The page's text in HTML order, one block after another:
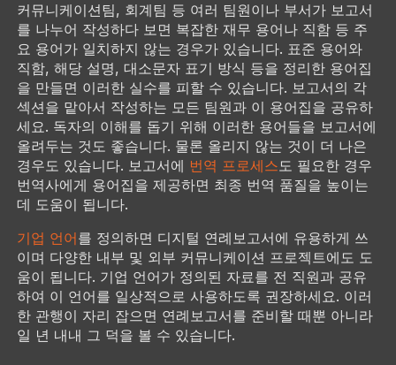
커뮤니케이션팀, 회계팀 등 여러 팀원이나 부서가 보고서
를 나누어 작성하다 보면 복잡한 재무 용어나 직함 등 주
요 용어가 일치하지 않는 경우가 있습니다. 표준 용어와
직함, 해당 설명, 대소문자 표기 방식 등을 정리한 용어집
을 만들면 이러한 실수를 피할 수 있습니다. 보고서의 각
섹션을 맡아서 작성하는 모든 팀원과 이 용어집을 공유하
세요. 독자의 이해를 돕기 위해 이러한 용어들을 보고서에
올려두는 것도 좋습니다. 물론 올리지 않는 것이 더 나은
경우도 있습니다. 보고서에 번역 프로세스도 필요한 경우
번역사에게 용어집을 제공하면 최종 번역 품질을 높이는
데 도움이 됩니다.
기업 언어를 정의하면 디지털 연례보고서에 유용하게 쓰
이며 다양한 내부 및 외부 커뮤니케이션 프로젝트에도 도
움이 됩니다. 기업 언어가 정의된 자료를 전 직원과 공유
하여 이 언어를 일상적으로 사용하도록 권장하세요. 이러
한 관행이 자리 잡으면 연례보고서를 준비할 때뿐 아니라
일 년 내내 그 덕을 볼 수 있습니다.